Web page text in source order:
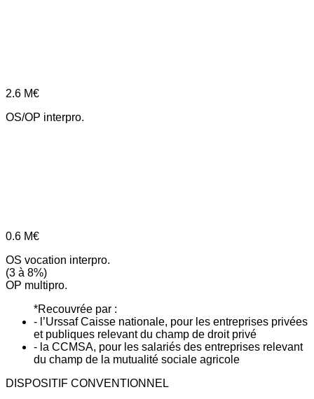
2.6 M€
OS/OP interpro.
0.6 M€
OS vocation interpro.
(3 à 8%)
OP multipro.
*Recouvrée par :
- l’Urssaf Caisse nationale, pour les entreprises privées
et publiques relevant du champ de droit privé
- la CCMSA, pour les salariés des entreprises relevant
du champ de la mutualité sociale agricole
DISPOSITIF CONVENTIONNEL